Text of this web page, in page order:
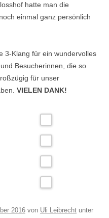
hatte man die
einmal ganz persönlich
3-Klang für ein wundervolles
Besucherinnen, die so
für unser
VIELEN DANK!
2016 von Uli Leibrecht unter